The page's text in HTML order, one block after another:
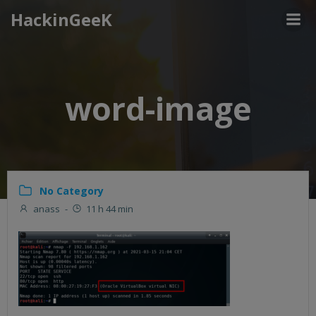
HackinGeeK
word-image
No Category
anass - 11 h 44 min